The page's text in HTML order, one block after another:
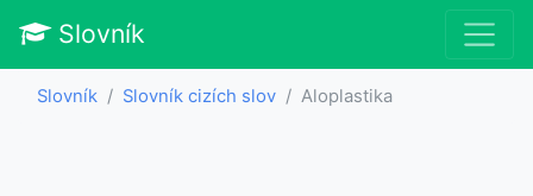
Slovník
Slovník Slovník cizích slov Aloplastika